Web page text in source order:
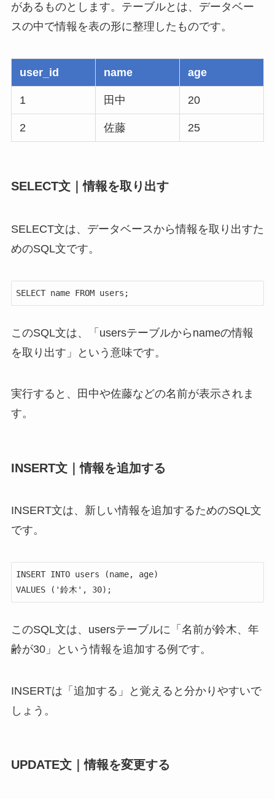
があるものとします。テーブルとは、データベー
スの中で情報を表の形に整理したものです。
user_id name age
1 田中 20
2 佐藤 25
SELECT文｜情報を取り出す
SELECT文は、データベースから情報を取り出すた
めのSQL文です。
SELECT name FROM users;
このSQL文は、「usersテーブルからnameの情報
を取り出す」という意味です。
実行すると、田中や佐藤などの名前が表示されま
す。
INSERT文｜情報を追加する
INSERT文は、新しい情報を追加するためのSQL文
です。
INSERT INTO users (name, age)
VALUES ('鈴木', 30);
このSQL文は、usersテーブルに「名前が鈴木、年
齢が30」という情報を追加する例です。
INSERTは「追加する」と覚えると分かりやすいで
しょう。
UPDATE文｜情報を変更する